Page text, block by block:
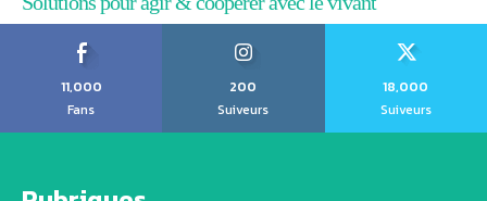
11,000
Fans
200
Suiveurs
18,000
Suiveurs